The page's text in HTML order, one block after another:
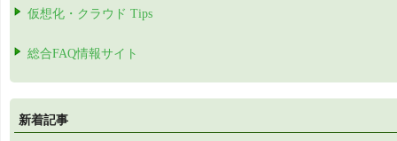
仮想化・クラウド Tips
総合FAQ情報サイト
新着記事